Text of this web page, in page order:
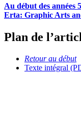
Au début des années
Erta: Graphic Arts
Plan de
Retour au début
Texte intégral